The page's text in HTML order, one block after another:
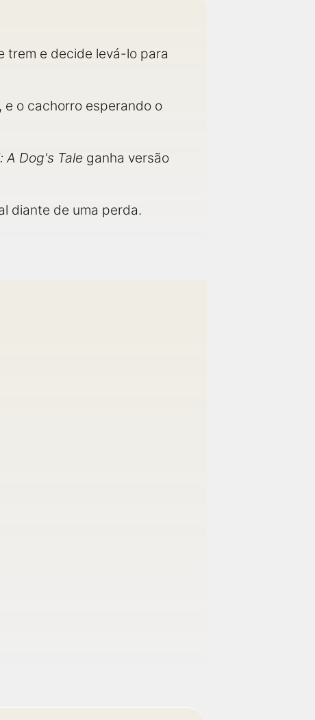
trem e decide levá-lo para
e o cachorro esperando o
A Dog's Tale ganha versão
diante de uma perda.